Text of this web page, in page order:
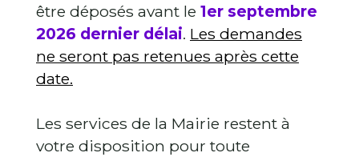
être déposés avant le 1er septembre
2026 dernier délai. Les demandes
ne seront pas retenues après cette
date.
Les services de la Mairie restent à
votre disposition pour toute